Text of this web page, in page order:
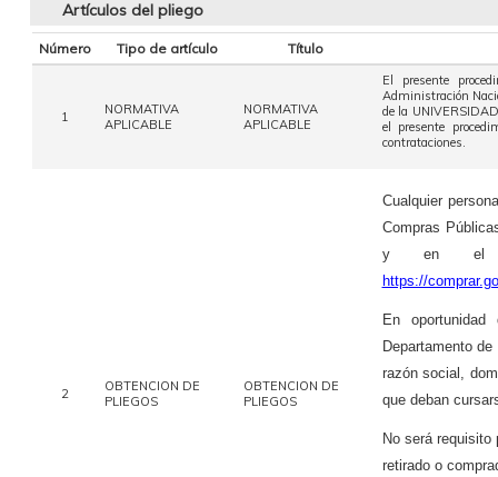
Artículos del pliego
Número Tipo de artículo Título
1
NORMATIVA
APLICABLE
NORMATIVA
APLICABLE
El presente
Administración
de la
el presente
contrataciones.
2
OBTENCION DE
PLIEGOS
OBTENCION DE
PLIEGOS
Cualquier
Compras
y en el
https://
En
Departamento
razón social,
que deban
No será
retirado o